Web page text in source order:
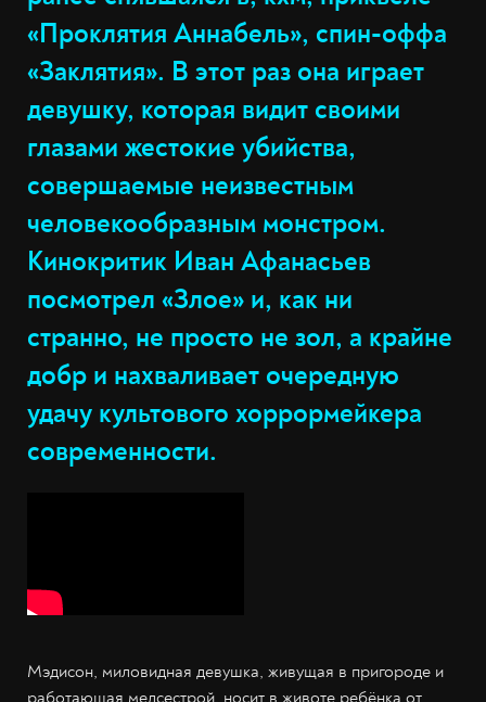
«Проклятия Аннабель», спин-оффа
«Заклятия». В этот раз она играет
девушку, которая видит своими
глазами жестокие убийства,
совершаемые неизвестным
человекообразным монстром.
Кинокритик Иван Афанасьев
посмотрел «Злое» и, как ни
странно, не просто не зол, а крайне
добр и нахваливает очередную
удачу культового хоррормейкера
современности.
Мэдисон, миловидная девушка, живущая в пригороде и
работающая медсестрой, носит в животе ребёнка от